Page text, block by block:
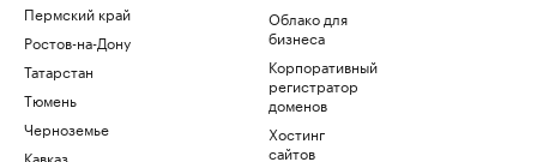
Пермский край
Ростов-на-Дону
Татарстан
Тюмень
Черноземье
Кавказ
Облако для
бизнеса
Корпоративный
регистратор
доменов
Хостинг
сайтов